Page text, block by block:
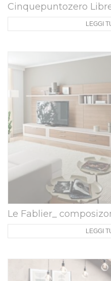
Cinquepuntozero
LEGGI
Le Fablier_
LEGGI